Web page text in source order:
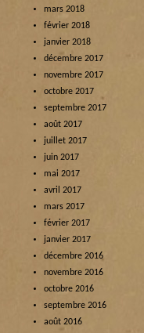
mars 2018
février 2018
janvier 2018
décembre 2017
novembre 2017
octobre 2017
septembre 2017
août 2017
juillet 2017
juin 2017
mai 2017
avril 2017
mars 2017
février 2017
janvier 2017
décembre 2016
novembre 2016
octobre 2016
septembre 2016
août 2016